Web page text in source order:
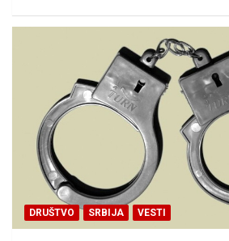
DRUŠTVO SRBIJA VESTI